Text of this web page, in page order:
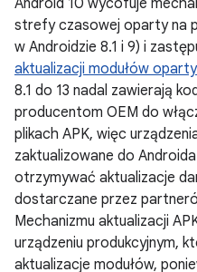
Android 10 wycofuje
strefy czasowej oparty na
w Androidzie 8.1 i 9) i
aktualizacji modułów
8.1 do 13 nadal zawierają
producentom OEM do
plikach APK, więc
zaktualizowane do
otrzymywać aktualizacje
dostarczane przez
Mechanizmu aktualizacji
urządzeniu produkcyjnym,
aktualizacje modułów,